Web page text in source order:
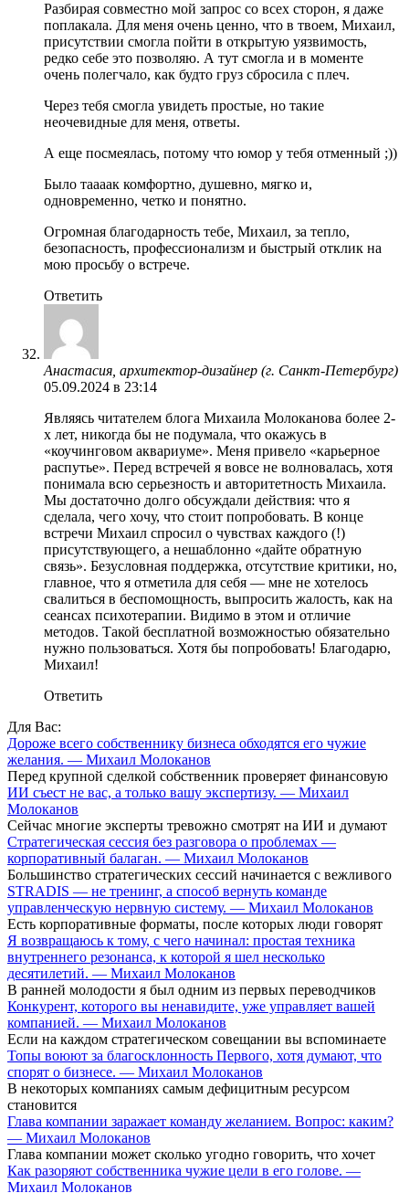
Разбирая совместно мой запрос со всех сторон, я даже
поплакала. Для меня очень ценно, что в твоем, Михаил,
присутствии смогла пойти в открытую уязвимость,
редко себе это позволяю. А тут смогла и в моменте
очень полегчало, как будто груз сбросила с плеч.
Через тебя смогла увидеть простые, но такие
неочевидные для меня, ответы.
А еще посмеялась, потому что юмор у тебя отменный ;))
Было таааак комфортно, душевно, мягко и,
одновременно, четко и понятно.
Огромная благодарность тебе, Михаил, за тепло,
безопасность, профессионализм и быстрый отклик на
мою просьбу о встрече.
Ответить
Анастасия, архитектор-дизайнер (г. Санкт-Петербург)
05.09.2024 в 23:14
Являясь читателем блога Михаила Молоканова более 2-
х лет, никогда бы не подумала, что окажусь в
«коучинговом аквариуме». Меня привело «карьерное
распутье». Перед встречей я вовсе не волновалась, хотя
понимала всю серьезность и авторитетность Михаила.
Мы достаточно долго обсуждали действия: что я
сделала, чего хочу, что стоит попробовать. В конце
встречи Михаил спросил о чувствах каждого (!)
присутствующего, а нешаблонно «дайте обратную
связь». Безусловная поддержка, отсутствие критики, но,
главное, что я отметила для себя — мне не хотелось
свалиться в беспомощность, выпросить жалость, как на
сеансах психотерапии. Видимо в этом и отличие
методов. Такой бесплатной возможностью обязательно
нужно пользоваться. Хотя бы попробовать! Благодарю,
Михаил!
Ответить
Для Вас:
Дороже всего собственнику бизнеса обходятся его чужие
желания. — Михаил Молоканов
Перед крупной сделкой собственник проверяет финансовую
ИИ съест не вас, а только вашу экспертизу. — Михаил
Молоканов
Сейчас многие эксперты тревожно смотрят на ИИ и думают
Стратегическая сессия без разговора о проблемах —
корпоративный балаган. — Михаил Молоканов
Большинство стратегических сессий начинается с вежливого
STRADIS — не тренинг, а способ вернуть команде
управленческую нервную систему. — Михаил Молоканов
Есть корпоративные форматы, после которых люди говорят
Я возвращаюсь к тому, с чего начинал: простая техника
внутреннего резонанса, к которой я шел несколько
десятилетий. — Михаил Молоканов
В ранней молодости я был одним из первых переводчиков
Конкурент, которого вы ненавидите, уже управляет вашей
компанией. — Михаил Молоканов
Если на каждом стратегическом совещании вы вспоминаете
Топы воюют за благосклонность Первого, хотя думают, что
спорят о бизнесе. — Михаил Молоканов
В некоторых компаниях самым дефицитным ресурсом
становится
Глава компании заражает команду желанием. Вопрос: каким?
— Михаил Молоканов
Глава компании может сколько угодно говорить, что хочет
Как разоряют собственника чужие цели в его голове. —
Михаил Молоканов